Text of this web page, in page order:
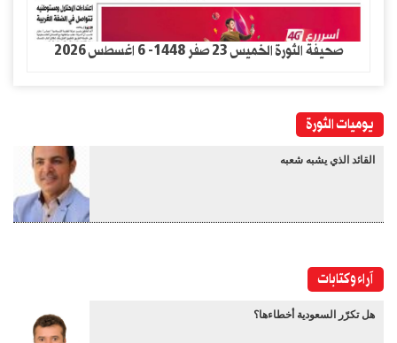
صحيفة الثورة الخميس 23 صفر 1448- 6 اغسطس 2026
يوميات الثورة
القائد الذي يشبه شعبه
آراء وكتابات
هل تكرّر السعودية أخطاءها؟